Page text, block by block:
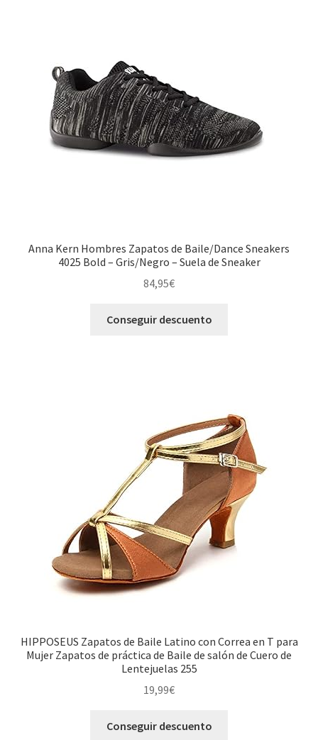
Anna Kern Hombres Zapatos de Baile/Dance Sneakers
4025 Bold – Gris/Negro – Suela de Sneaker
84,95€
Conseguir descuento
HIPPOSEUS Zapatos de Baile Latino con Correa en T para
Mujer Zapatos de práctica de Baile de salón de Cuero de
Lentejuelas 255
19,99€
Conseguir descuento